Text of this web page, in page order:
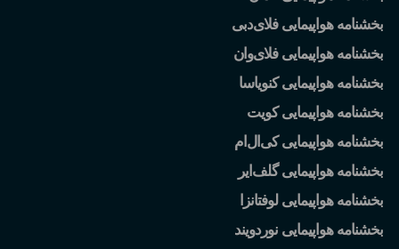
بخشنامه هواپیمایی فلایدبی
بخشنامه هواپیمایی فلایوان
بخشنامه هواپیمایی کنویاسا
بخشنامه هواپیمایی کویت
بخشنامه هواپیمایی کی ال ام
بخشنامه هواپیمایی گلف ایر
بخشنامه هواپیمایی لوفتانزا
بخشنامه هواپیمایی نوردویند